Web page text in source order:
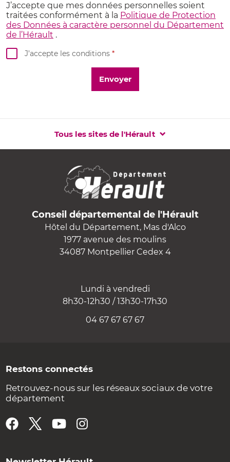
J’accepte que mes données personnelles soient
traitées conformément à la Politique de Protection
des Données à caractère personnel du Département
de l’Hérault .
J’accepte les conditions *
Tous les sites de l'Hérault
Conseil départemental de l'Hérault
Hôtel du Département, Mas d'Alco
1977 avenue des moulins
34087 Montpellier Cedex 4
Lundi à vendredi
8h30-12h30 / 13h30-17h30
04 67 67 67 67
Restons connectés
Retrouvez-nous sur les réseaux sociaux de votre
département